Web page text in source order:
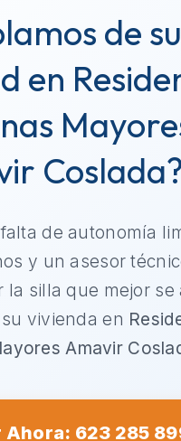
de su
en
de autonomía
y un asesor
la silla que mejor se
vivienda en
Amavir
Ahora: 623 285